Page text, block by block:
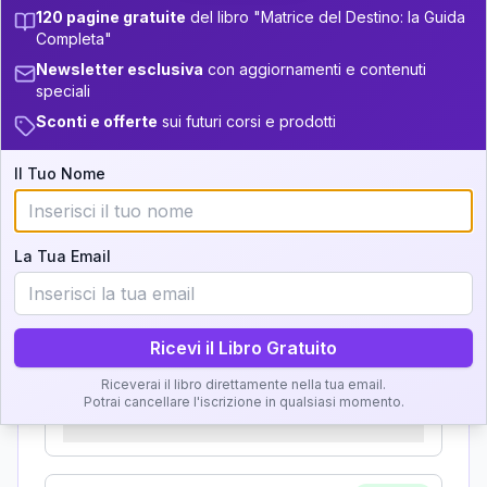
13.5-14 5
+3
17.5-18.5 +4 9
18.5-19 +6 10
33.5-34
34-36
37.5-38.5
38.5-39
Zone della Matrice:
Analisi, Significato e
GRATIS
Zona del Ritratto
Karma Genitore-Figlio
120 pagine gratuite del libro "Matrice del Destino: la Guida
Completa"
Newsletter esclusiva con aggiornamenti e contenuti
speciali
Sconti e offerte sui futuri corsi e prodotti
Il Tuo Nome
La Tua Email
Ricevi il Libro Gratuito
Riceverai il libro direttamente nella tua email.
Potrai cancellare l'iscrizione in qualsiasi momento.